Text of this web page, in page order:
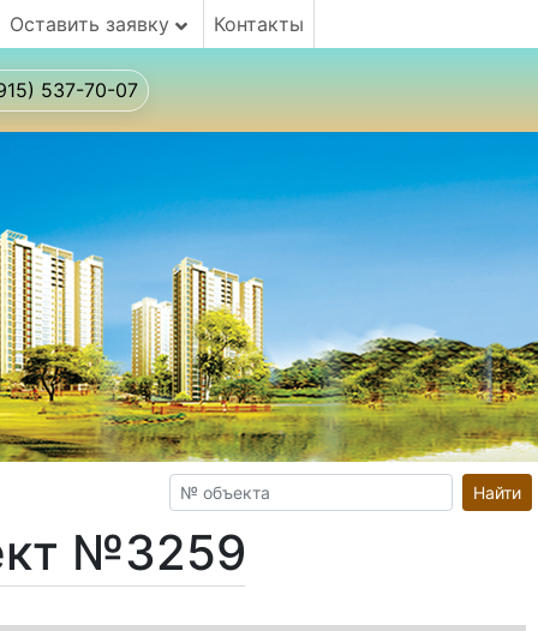
Оставить заявку Контакты
537-70-07
Найти
№3259